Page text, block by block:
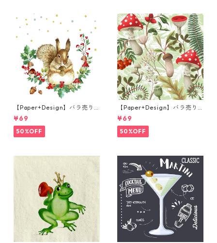
【Paper+Design】バラ売り2
枚 ランチサイズ ペーパーナプ
キン Forest Squirrel ホワイ
ト
¥69
50%OFF
【Paper+Design】バラ売り2
枚 ランチサイズ ペーパーナプ
キン Forest Fungi グリーン
¥69
50%OFF